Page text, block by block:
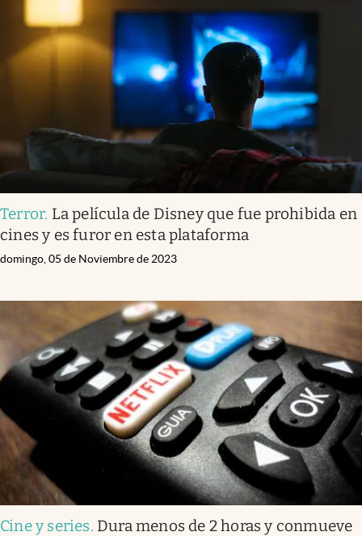
Terror. La película de Disney que fue prohibida en
cines y es furor en esta plataforma
domingo, 05 de Noviembre de 2023
Cine y series. Dura menos de 2 horas y conmueve